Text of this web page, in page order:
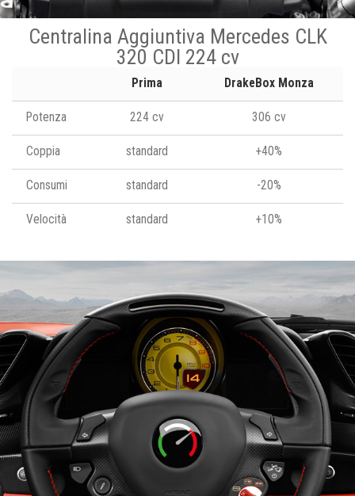
Centralina Aggiuntiva Mercedes CLK
320 CDI 224 cv
Prima DrakeBox Monza
Potenza 224 cv 306 cv
Coppia standard +40%
Consumi standard -20%
Velocità standard +10%